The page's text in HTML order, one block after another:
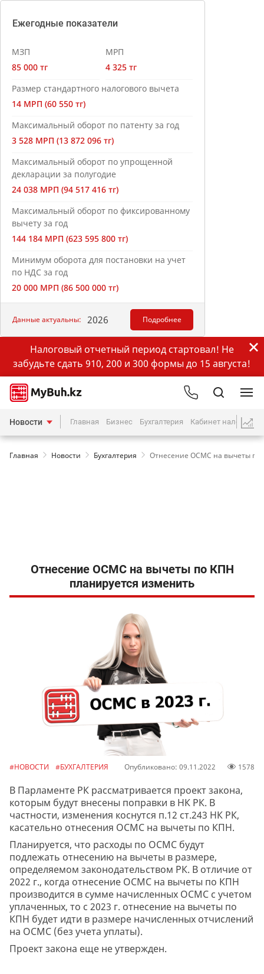
Ежегодные показатели
МЗП
85 000 тг
МРП
4 325 тг
Размер стандартного налогового вычета
14 МРП (60 550 тг)
Максимальный оборот по патенту за год
3 528 МРП (13 872 096 тг)
Максимальный оборот по упрощенной
декларации за полугодие
24 038 МРП (94 517 416 тг)
Максимальный оборот по фиксированному
вычету за год
144 184 МРП (623 595 800 тг)
Минимум оборота для постановки на учет
по НДС за год
20 000 МРП (86 500 000 тг)
Данные актуальны: 2026 Подробнее
Налоговый отчетный период стартовал! Не
забудьте сдать 910, 200 и 300 формы до 15 августа!
Новости Главная Бизнес Бухгалтерия Кабинет
Главная Новости Бухгалтерия Отнесение ОСМС на вычеты по
Отнесение ОСМС на вычеты по КПН
планируется изменить
#НОВОСТИ #БУХГАЛТЕРИЯ Опубликовано: 09.11.2022 1578
В Парламенте РК рассматривается проект закона,
которым будут внесены поправки в НК РК. В
частности, изменения коснутся п.12 ст.243 НК РК,
касательно отнесения ОСМС на вычеты по КПН.
Планируется, что расходы по ОСМС будут
подлежать отнесению на вычеты в размере,
определяемом законодательством РК. В отличие от
2022 г., когда отнесение ОСМС на вычеты по КПН
производится в сумме начисленных ОСМС с учетом
уплаченных, то с 2023 г. отнесение на вычеты по
КПН будет идти в размере начисленных отчислений
на ОСМС (без учета уплаты).
Проект закона еще не утвержден.